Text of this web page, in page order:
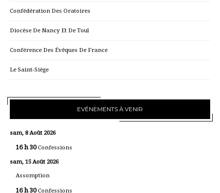
Confédération Des Oratoires
Diocèse De Nancy Et De Toul
Conférence Des Évêques De France
Le Saint-Siège
EVÉNEMENTS À VENIR
sam, 8 Août 2026
16 h 30Confessions
sam, 15 Août 2026
Assomption
16 h 30Confessions